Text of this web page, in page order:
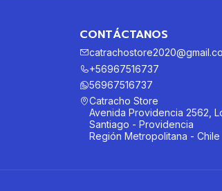
CONTÁCTANOS
+56967516737
56967516737
Catracho Store
Avenida Providencia 2562,
Santiago - Providencia
Región Metropolitana - Chile